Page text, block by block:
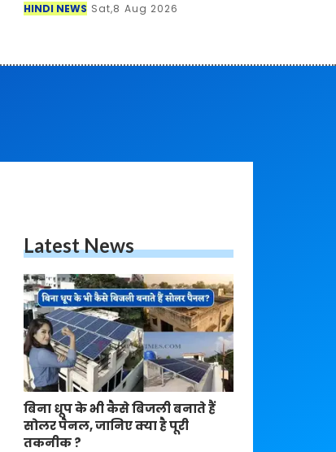
HINDI NEWS Sat,8 Aug 2026
Latest News
बिना धूप के भी कैसे बिजली बनाते हैं
सोलर पैनल, जानिए क्या है पूरी
तकनीक ?